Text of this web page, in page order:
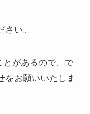
い。
とがあるので、で
をお願いいたしま